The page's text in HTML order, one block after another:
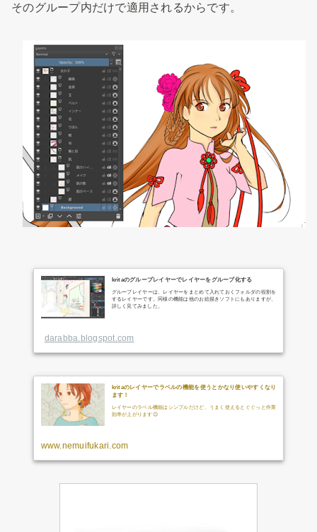
そのグループ内だけで適用されるからです。
kritaのグループレイヤーでレイヤーをグループ化する
グループレイヤーは、レイヤーをまとめて入れておくフォルダの役割を
するレイヤーです。同様の機能は他のお絵描きソフトにもありますが、
詳しく見てみました。
darabba.blogspot.com
kritaのレイヤーでラベルの機能を使うとかなり使いやすくなり
ます！
レイヤーのラベル機能はシンプルだけど、うまく使えるとぐぐっと作業
効率が上がります😉
www.nemuifukari.com